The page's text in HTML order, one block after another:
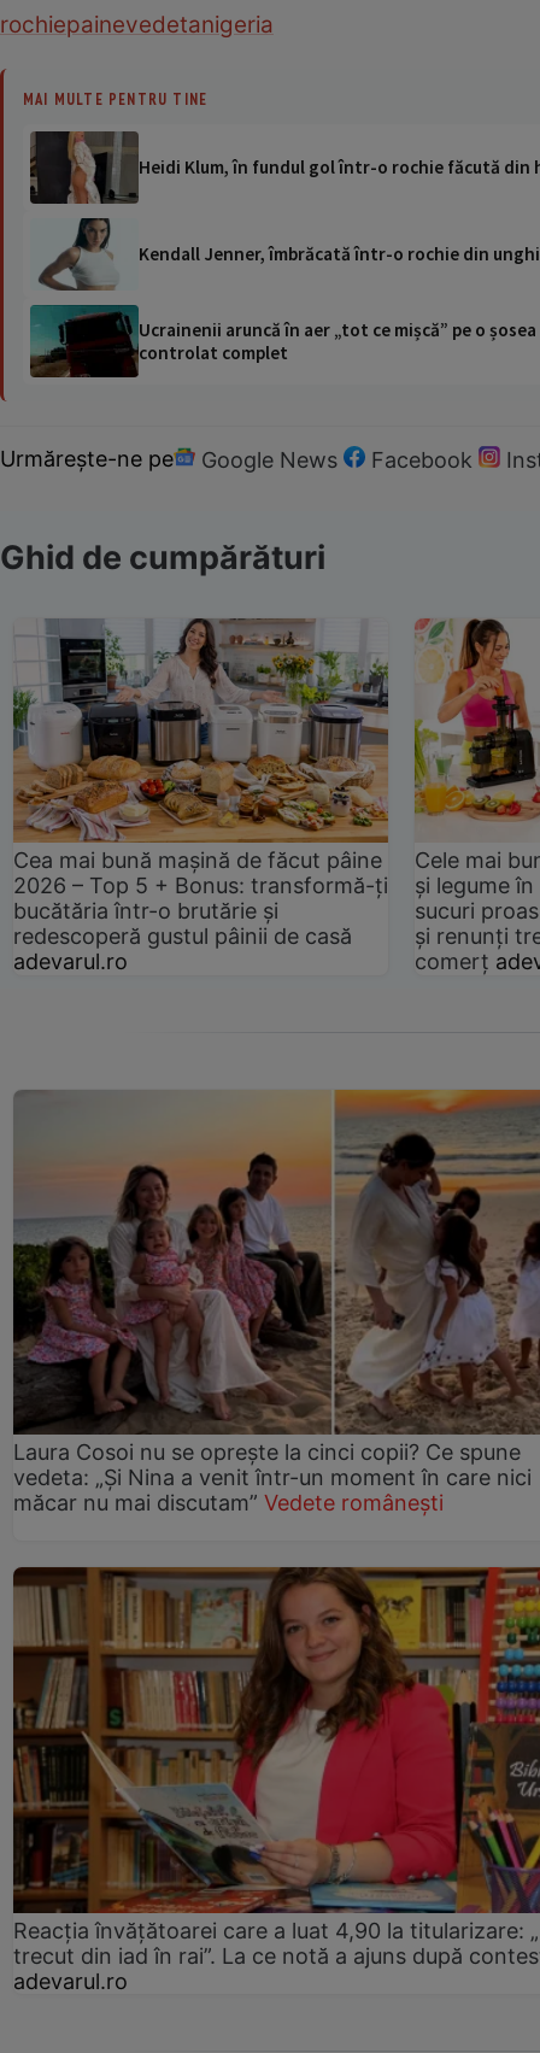
rochiepainevedetanigeria
MAI MULTE PENTRU TINE
Heidi Klum, în fundul gol într-o rochie făcută din
Kendall Jenner, îmbrăcată într-o rochie din
Ucrainenii aruncă în aer „tot ce mișcă” pe o
controlat complet
Urmărește-ne pe Google News Facebook
Ghid de cumpărături
Cea mai bună mașină de făcut pâine
2026 – Top 5 + Bonus: transformă-ți
bucătăria într-o brutărie și
redescoperă gustul pâinii de casă
adevarul.ro
Cele mai
și legume
sucuri
și renunți
comerț
Laura Cosoi nu se oprește la cinci copii? Ce spune
vedeta: „Și Nina a venit într-un moment în care nici
măcar nu mai discutam” Vedete românești
Reacția învățătoarei care a luat 4,90 la titularizare:
trecut din iad în rai”. La ce notă a ajuns după
adevarul.ro